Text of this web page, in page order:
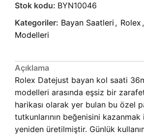
Stok kodu: BYN10046
Kategoriler: Bayan Saatleri , Rolex ,
Modelleri
Açıklama
Rolex Datejust bayan kol saati
modelleri arasında eşsiz bir
harikası olarak yer bulan bu özel
tutkunlarının beğenisini
yeniden üretilmiştir. Günlük